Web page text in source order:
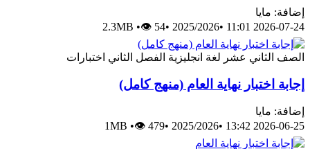
إضافة: مايا
2026-07-24 11:01
•
2025/2026
•
2.3MB •👁 54
الصف الثاني عشر لغة انجليزية الفصل الثاني اختبارات
إجابة اختبار نهاية العام (منهج كامل)
إضافة: مايا
2026-06-25 13:42
•
2025/2026
•
1MB •👁 479